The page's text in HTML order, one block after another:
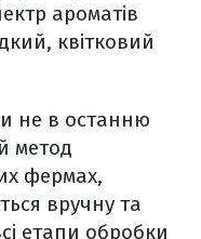
ароматів
квітковий
не в останню
метод
фермах,
вручну та
етапи обробки